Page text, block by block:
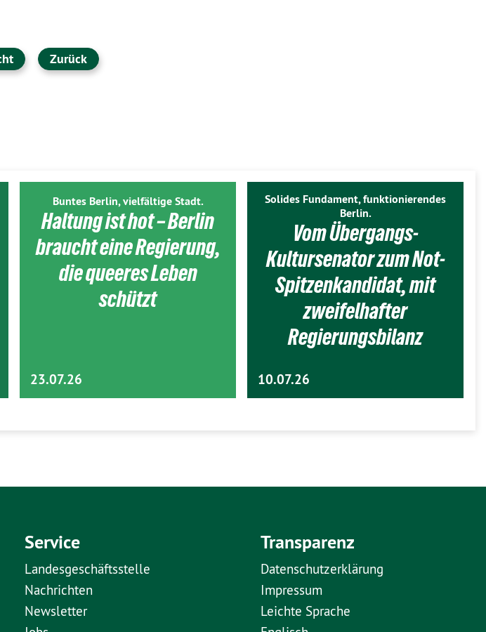
Zurück
Buntes Berlin, vielfältige Stadt.
Haltung ist hot – Berlin
braucht eine Regierung,
die queeres Leben
schützt
23.07.26
Solides Fundament, funktionierendes
Berlin.
Vom Übergangs-
Kultursenator zum Not-
Spitzenkandidat, mit
zweifelhafter
Regierungsbilanz
10.07.26
Service
Landesgeschäftsstelle
Nachrichten
Newsletter
Transparenz
Datenschutzerklärung
Impressum
Leichte Sprache